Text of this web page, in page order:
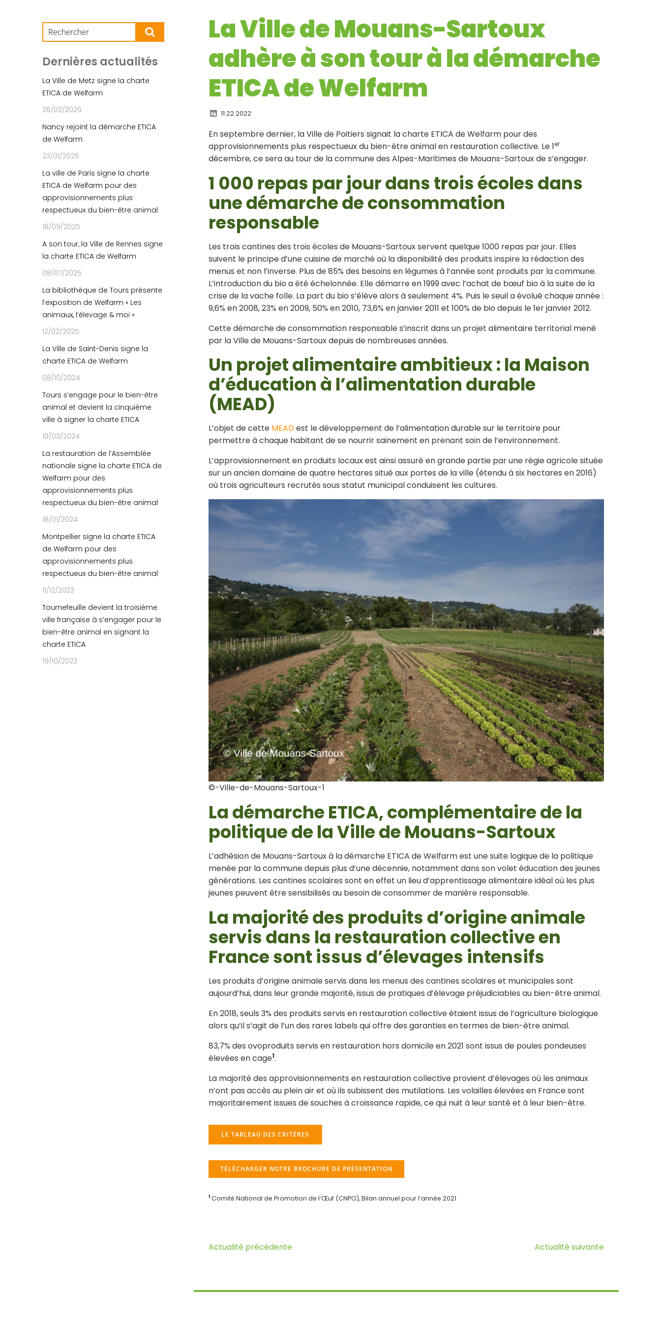
Dernières actualités
La Ville de Metz signe la charte
ETICA de Welfarm
26/02/2026
Nancy rejoint la démarche ETICA
de Welfarm
23/01/2026
La ville de Paris signe la charte
ETICA de Welfarm pour des
approvisionnements plus
respectueux du bien-être animal
18/09/2025
A son tour, la Ville de Rennes signe
la charte ETICA de Welfarm
08/07/2025
La bibliothèque de Tours présente
l’exposition de Welfarm « Les
animaux, l’élevage & moi »
12/02/2025
La Ville de Saint-Denis signe la
charte ETICA de Welfarm
08/10/2024
Tours s’engage pour le bien-être
animal et devient la cinquième
ville à signer la charte ETICA
19/03/2024
La restauration de l’Assemblée
nationale signe la charte ETICA de
Welfarm pour des
approvisionnements plus
respectueux du bien-être animal
18/01/2024
Montpellier signe la charte ETICA
de Welfarm pour des
approvisionnements plus
respectueux du bien-être animal
11/12/2023
Tournefeuille devient la troisième
ville française à s’engager pour le
bien-être animal en signant la
charte ETICA
19/10/2023
La Ville de Mouans-Sartoux
adhère à son tour à la démarche
ETICA de Welfarm
11.22.2022
En septembre dernier, la Ville de Poitiers signait la charte ETICA de Welfarm pour des
approvisionnements plus respectueux du bien-être animal en restauration collective. Le 1er
décembre, ce sera au tour de la commune des Alpes-Maritimes de Mouans-Sartoux de s’engager.
1 000 repas par jour dans trois écoles dans
une démarche de consommation
responsable
Les trois cantines des trois écoles de Mouans-Sartoux servent quelque 1000 repas par jour. Elles
suivent le principe d’une cuisine de marché où la disponibilité des produits inspire la rédaction des
menus et non l’inverse. Plus de 85% des besoins en légumes à l’année sont produits par la commune.
L’introduction du bio a été échelonnée. Elle démarre en 1999 avec l’achat de bœuf bio à la suite de la
crise de la vache folle. La part du bio s’élève alors à seulement 4%. Puis le seuil a évolué chaque année :
9,6% en 2008, 23% en 2009, 50% en 2010, 73,6% en janvier 2011 et 100% de bio depuis le 1er janvier 2012.
Cette démarche de consommation responsable s’inscrit dans un projet alimentaire territorial mené
par la Ville de Mouans-Sartoux depuis de nombreuses années.
Un projet alimentaire ambitieux : la Maison
d’éducation à l’alimentation durable
(MEAD)
L’objet de cette MEADest le développement de l’alimentation durable sur le territoire pour
permettre à chaque habitant de se nourrir sainement en prenant soin de l’environnement.
L’approvisionnement en produits locaux est ainsi assuré en grande partie par une régie agricole située
sur un ancien domaine de quatre hectares situé aux portes de la ville (étendu à six hectares en 2016)
où trois agriculteurs recrutés sous statut municipal conduisent les cultures.
©-Ville-de-Mouans-Sartoux-1
La démarche ETICA, complémentaire de la
politique de la Ville de Mouans-Sartoux
L’adhésion de Mouans-Sartoux à la démarche ETICA de Welfarm est une suite logique de la politique
menée par la commune depuis plus d’une décennie, notamment dans son volet éducation des jeunes
générations. Les cantines scolaires sont en effet un lieu d’apprentissage alimentaire idéal où les plus
jeunes peuvent être sensibilisés au besoin de consommer de manière responsable.
La majorité des produits d’origine animale
servis dans la restauration collective en
France sont issus d’élevages intensifs
Les produits d’origine animale servis dans les menus des cantines scolaires et municipales sont
aujourd’hui, dans leur grande majorité, issus de pratiques d’élevage préjudiciables au bien-être animal.
En 2018, seuls 3% des produits servis en restauration collective étaient issus de l’agriculture biologique
alors qu’il s’agit de l’un des rares labels qui offre des garanties en termes de bien-être animal.
83,7% des ovoproduits servis en restauration hors domicile en 2021 sont issus de poules pondeuses
élevées en cage1.
La majorité des approvisionnements en restauration collective provient d’élevages où les animaux
n’ont pas accès au plein air et où ils subissent des mutilations. Les volailles élevées en France sont
majoritairement issues de souches à croissance rapide, ce qui nuit à leur santé et à leur bien-être.
LE TABLEAU DES CRITÈRES
TÉLÉCHARGER NOTRE BROCHURE DE PRÉSENTATION
1 Comité National de Promotion de l’Œuf (CNPO), Bilan annuel pour l’année 2021
Actualité précédente Actualité suivante